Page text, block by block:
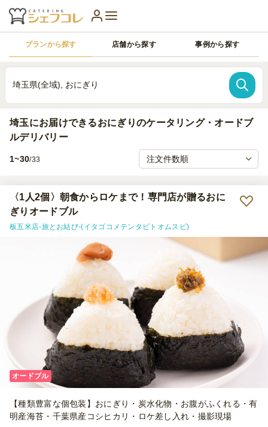
プランから探す 店舗から探す 事例から探す
埼玉県(全域), おにぎり
埼玉にお届けできるおにぎりのケータリング・オードブ
ルデリバリー
1~30/33
〈1人2個〉朝食からロケまで！専門店が贈るおに
ぎりオードブル
板五米店-旅とお結び-(イタゴコメテンタビトオムスビ)
オードブル
【種類豊富な個包装】おにぎり・炭水化物・お腹がふくれる・有
明産海苔・千葉県産コシヒカリ・ロケ差し入れ・撮影現場